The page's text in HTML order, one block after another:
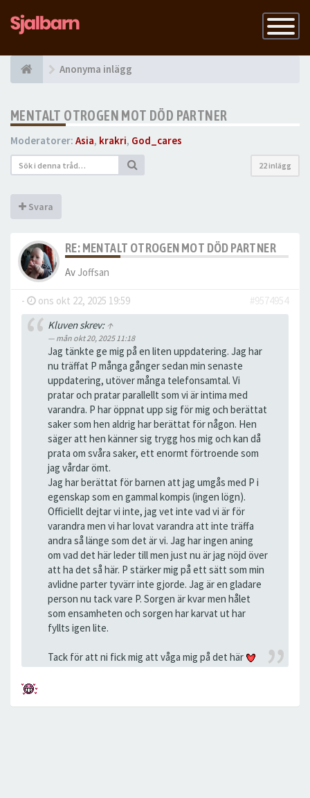
Slå
på
Anonyma inlägg
MENTALT OTROGEN MOT DÖD PARTNER
Moderatorer: Asia, krakri, God_cares
22 inlägg
Svara
RE: MENTALT OTROGEN MOT DÖD PARTNER
Av Joffsan
- ons okt 22, 2025 19:59
#9574954
Kluven skrev: ↑
mån okt 20, 2025 11:18
Jag tänkte ge mig på en liten uppdatering. Jag har
nu träffat P många gånger sedan min senaste
uppdatering, utöver många telefonsamtal. Vi
pratar och pratar parallellt som vi är intima med
varandra. P har öppnat upp sig för mig och berättat
saker som hen aldrig har berättat för någon. Hen
säger att hen känner sig trygg hos mig och kan då
prata om svåra saker, ett enormt förtroende som
jag vårdar ömt.
Jag har berättat för barnen att jag umgås med P i
egenskap som en gammal kompis (ingen lögn).
Officiellt dejtar vi inte, jag vet inte vad vi är för
varandra men vi har lovat varandra att inte träffa
andra så länge som det är vi. Jag har ingen aning
om vad det här leder till men just nu är jag nöjd över
att ha det så här. P stärker mig på ett sätt som min
avlidne parter tyvärr inte gjorde. Jag är en gladare
person nu tack vare P. Sorgen är kvar men hålet
som ensamheten och sorgen har karvat ut har
fyllts igen lite.
Tack för att ni fick mig att våga mig på det här